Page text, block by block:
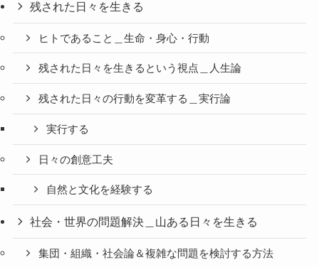
残された日々を生きる
ヒトであること＿生命・身心・行動
残された日々を生きるという視点＿人生論
残された日々の行動を変革する＿実行論
実行する
日々の創意工夫
自然と文化を経験する
社会・世界の問題解決＿山ある日々を生きる
集団・組織・社会論＆複雑な問題を検討する方法